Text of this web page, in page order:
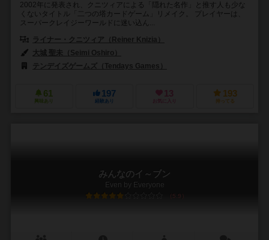
2002年に発表され、クニツィアによる「隠れた名作」と推す人も少な
くないタイトル「二つの塔カードゲーム」リメイク。 プレイヤーは、
スーパークレイジーワールドに迷い込ん...
ライナー・クニツィア（Reiner Knizia）
大城 聖未（Seimi Oshiro）
テンデイズゲームズ（Tendays Games）
61
興味あり
197
経験あり
13
お気に入り
193
持ってる
みんなのイ～ブン
Even by Everyone
5.9